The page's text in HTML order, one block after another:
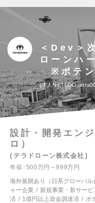
＜Dev＞
ローンハ
※ポテン
求人No.TEDO-
設計・開発エン
ロ）
テラドローン株式会社
年収
500万円～999万円
海外展開あり（日系グローバル
ャー企業
新規事業・新サービ
済
1億円以上資金調達済 ポ